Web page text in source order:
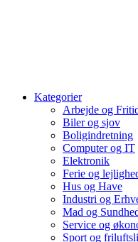
Kategorier
Arbejde og
Biler og sjov
Boligindretning
Computer og IT
Elektronik
Ferie og
Hus og Have
Industri og
Mad og
Service og
Sport og